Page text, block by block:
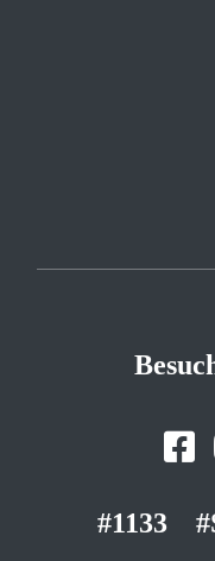
#1133